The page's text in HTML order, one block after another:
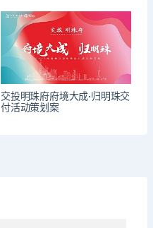
交投明珠府府境大成·归明珠交
付活动策划案